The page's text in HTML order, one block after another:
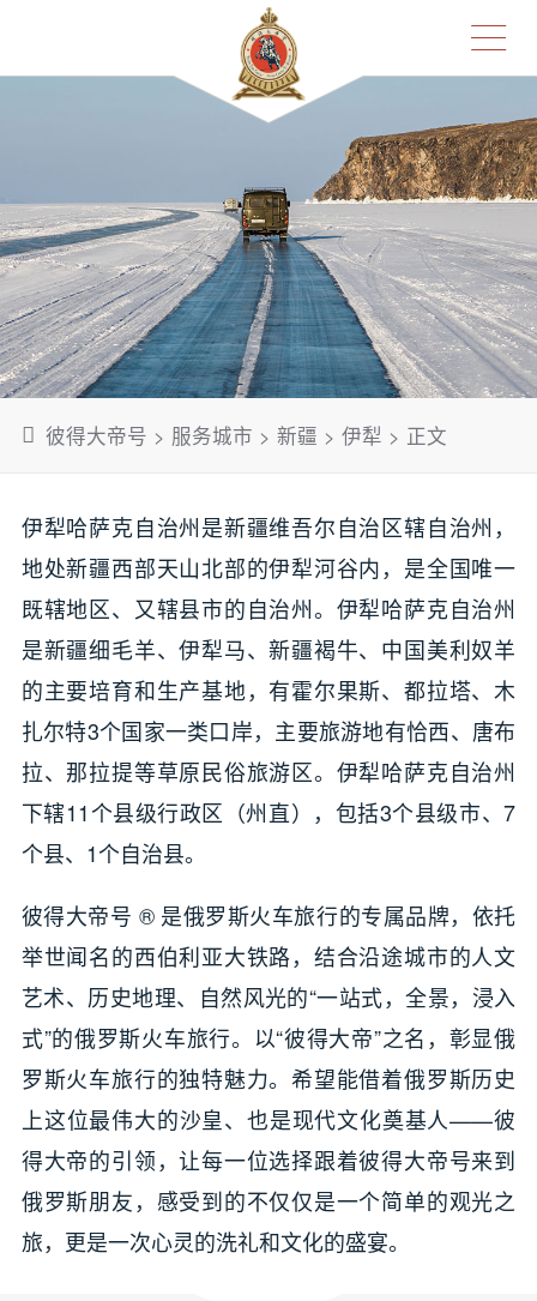
彼得大帝号 > 服务城市 > 新疆 > 伊犁 > 正文
伊犁哈萨克自治州是新疆维吾尔自治区辖自治州，
地处新疆西部天山北部的伊犁河谷内，是全国唯一
既辖地区、又辖县市的自治州。伊犁哈萨克自治州
是新疆细毛羊、伊犁马、新疆褐牛、中国美利奴羊
的主要培育和生产基地，有霍尔果斯、都拉塔、木
扎尔特3个国家一类口岸，主要旅游地有恰西、唐布
拉、那拉提等草原民俗旅游区。伊犁哈萨克自治州
下辖11个县级行政区（州直），包括3个县级市、7
个县、1个自治县。
彼得大帝号 ® 是俄罗斯火车旅行的专属品牌，依托
举世闻名的西伯利亚大铁路，结合沿途城市的人文
艺术、历史地理、自然风光的“一站式，全景，浸入
式”的俄罗斯火车旅行。以“彼得大帝”之名，彰显俄
罗斯火车旅行的独特魅力。希望能借着俄罗斯历史
上这位最伟大的沙皇、也是现代文化奠基人——彼
得大帝的引领，让每一位选择跟着彼得大帝号来到
俄罗斯朋友，感受到的不仅仅是一个简单的观光之
旅，更是一次心灵的洗礼和文化的盛宴。